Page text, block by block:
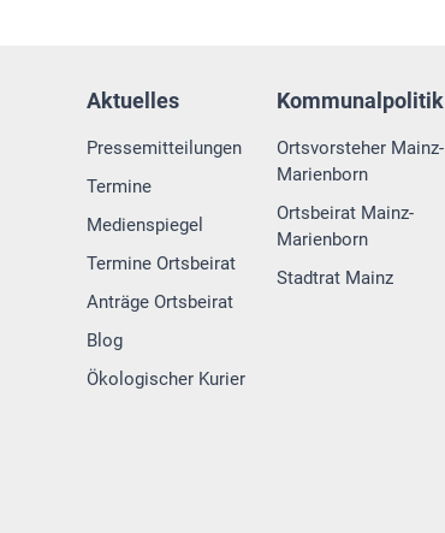
Aktuelles
Pressemitteilungen
Termine
Medienspiegel
Termine Ortsbeirat
Anträge Ortsbeirat
Blog
Ökologischer Kurier
Kommunalpolitik
Ortsvorsteher Mainz-
Marienborn
Ortsbeirat Mainz-
Marienborn
Stadtrat Mainz